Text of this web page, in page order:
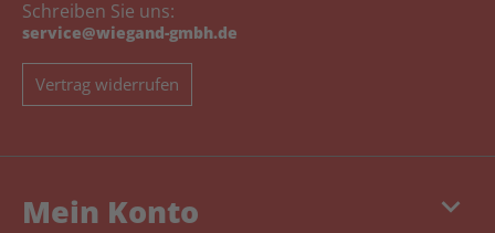
Schreiben Sie uns:
service@wiegand-gmbh.de
Vertrag widerrufen
keyboard_arrow_down
Mein Konto